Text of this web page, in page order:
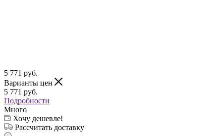
5 771 руб.
Варианты цен
5 771 руб.
Подробности
Много
Хочу дешевле!
Рассчитать доставку